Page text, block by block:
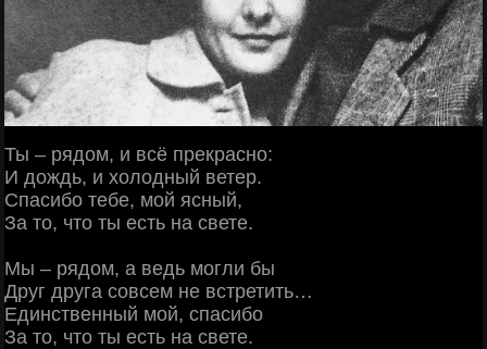
Ты – рядом, и всё прекрасно:
И дождь, и холодный ветер.
Спасибо тебе, мой ясный,
За то, что ты есть на свете.
Мы – рядом, а ведь могли бы
Друг друга совсем не встретить…
Единственный мой, спасибо
За то, что ты есть на свете.